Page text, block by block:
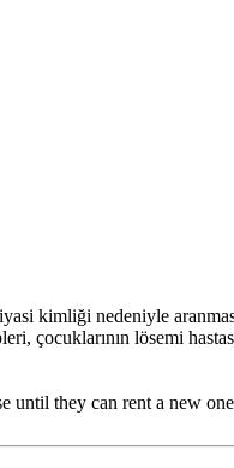
kimliği nedeniyle
çocuklarının lösemi
they can rent a new